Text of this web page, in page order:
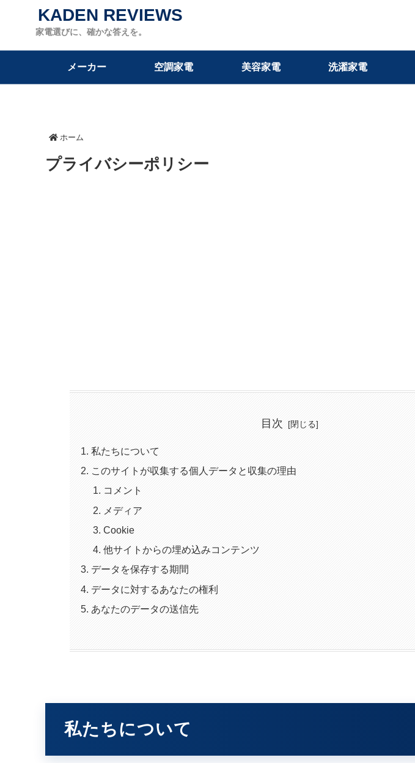
家電選びに、確かな答えを。
KADEN REVIEWS
メーカー 空調家電 美容家電 洗濯家電
ホーム
プライバシーポリシー
目次
私たちについて
このサイトが収集する個人データと収集の理由
コメント
メディア
Cookie
他サイトからの埋め込みコンテンツ
データを保存する期間
データに対するあなたの権利
あなたのデータの送信先
私たちについて